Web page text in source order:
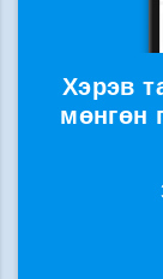
Хэрэв
мөнгөн